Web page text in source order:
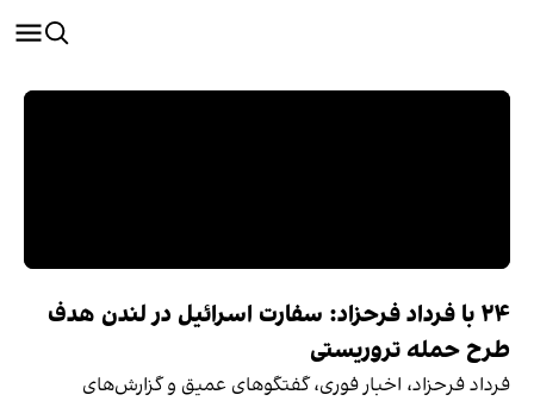
‏‏‏ ۲۴ با فرداد فرحزاد: سفارت اسرائیل در لندن هدف
طرح حمله تروریستی
فرداد فرحزاد، اخبار فوری، گفتگوهای عمیق و گزارش‌های